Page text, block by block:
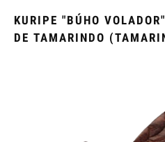
KURIPE "BÚHO
DE TAMARINDO